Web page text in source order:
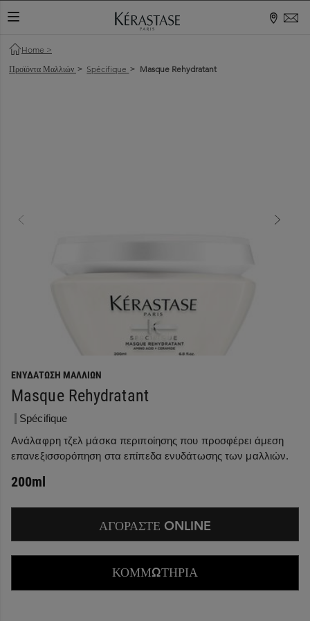
ΕΝΑΛΛΑΓΉ ΠΕΡΙΉΓΗΣΗΣ
Home >
Προϊόντα Μαλλιών > Spécifique > Masque Rehydratant
ΕΝΥΔΆΤΩΣΗ ΜΑΛΛΙΏΝ
Masque Rehydratant
Spécifique
Ανάλαφρη τζελ μάσκα περιποίησης που προσφέρει άμεση
επανεξισσορόπηση στα επίπεδα ενυδάτωσης των μαλλιών.
200ml
ΑΓΟΡΑΣΤΕ ONLINE
ΚΟΜΜΩΤΗΡΙΑ